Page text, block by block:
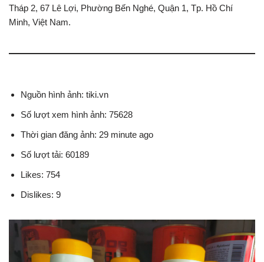
Tháp 2, 67 Lê Lợi, Phường Bến Nghé, Quận 1, Tp. Hồ Chí
Minh, Việt Nam.
Nguồn hình ảnh: tiki.vn
Số lượt xem hình ảnh: 75628
Thời gian đăng ảnh: 29 minute ago
Số lượt tải: 60189
Likes: 754
Dislikes: 9